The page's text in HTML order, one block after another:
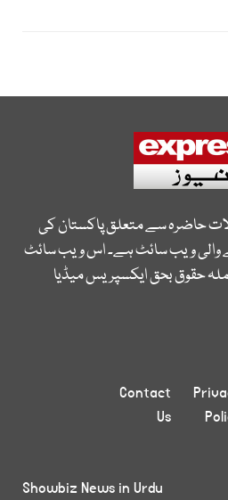
حاضرہ سے متعلق پاکستان کی
والی ویب سائٹ ہے۔ اس ویب سائٹ
حقوق بحق ایکسپریس میڈیا
Contact
Us
Showbiz News in Urdu